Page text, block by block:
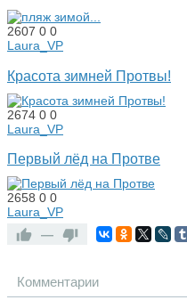
2607 0 0
Laura_VP
Красота зимней Протвы!
2674 0 0
Laura_VP
Первый лёд на Протве
2658 0 0
Laura_VP
—
Комментарии